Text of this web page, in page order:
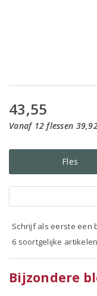
43,55
Vanaf 12 flessen
Fles
Schrijf als eerste een
6 soortgelijke
Bijzondere